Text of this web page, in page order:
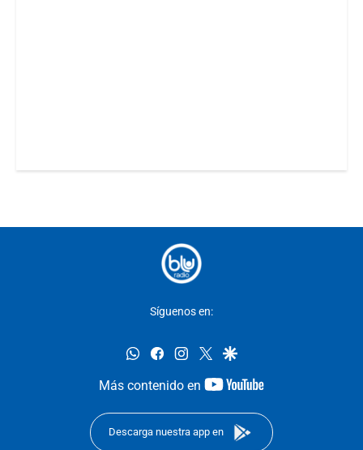
Síguenos en:
whatsappfacebookinstagram
twittergoogle
Más contenido en
youtube-
Descarga nuestra app en